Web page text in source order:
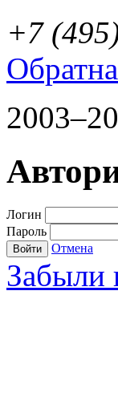
+7
Логин
Пароль
Войти Отмена
Забыли